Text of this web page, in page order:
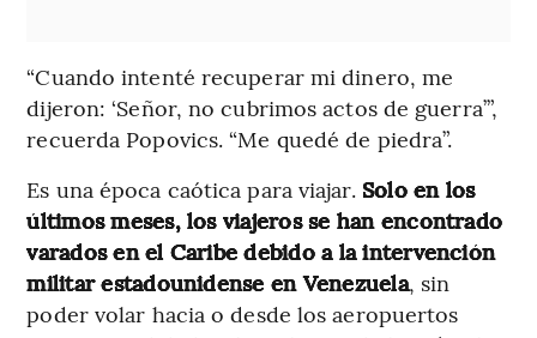
“Cuando intenté recuperar mi dinero, me
dijeron: ‘Señor, no cubrimos actos de guerra’”,
recuerda Popovics. “Me quedé de piedra”.
Es una época caótica para viajar. Solo en los
últimos meses, los viajeros se han encontrado
varados en el Caribe debido a la intervención
militar estadounidense en Venezuela, sin
poder volar hacia o desde los aeropuertos